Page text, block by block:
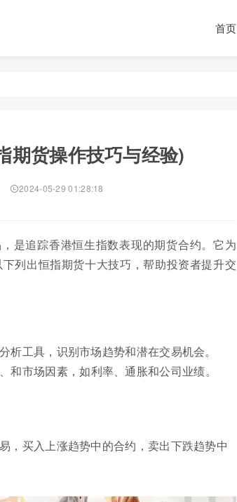
首页
期货操作技巧与经验)
2024-05-29 01:28:18
是追踪香港恒生指数表现的期货合约。它为
列出恒指期货十大技巧，帮助投资者提升交
析工具，识别市场趋势和潜在交易机会。
和市场因素，如利率、通胀和公司业绩。
，买入上涨趋势中的合约，卖出下跌趋势中